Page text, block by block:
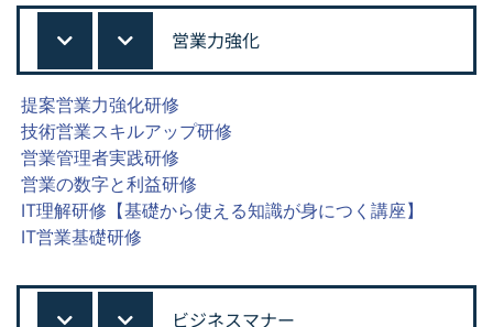
営業力強化
提案営業力強化研修
技術営業スキルアップ研修
営業管理者実践研修
営業の数字と利益研修
IT理解研修【基礎から使える知識が身につく講座】
IT営業基礎研修
ビジネスマナー